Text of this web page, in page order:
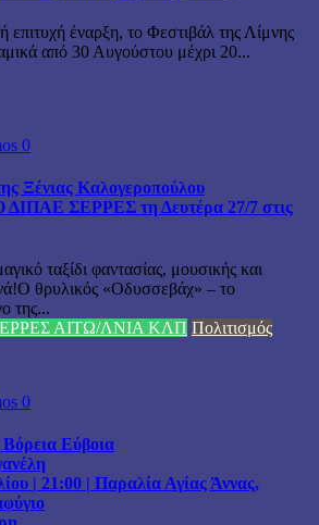
επιτυχή έναρξη, το Φεστιβάλ της Λίμνης
από 30 Αυγούστου μέχρι 20...
0
Ξένιας Καλογεροπούλου
ΣΕΡΡΕΣ τη Δευτέρα 27/7 στις
φαντασίας, μουσικής και
θρυλικός «Οδυσσεβάχ» – το
της...
ΑΙΤΩ/ΛΝΙΑ ΚΛΠ Πολιτισμός
0
Εύβοια
| 21:00 | Παραλία Αγίας Άννας,